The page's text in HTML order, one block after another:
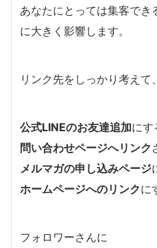
あなたにとっては集客でき
に大きく影響します。
リンク先をしっかり考えて、
公式LINEのお友達追加にす
問い合わせページへリンク
メルマガの申し込みページ
ホームページへのリンクに
フォロワーさんに